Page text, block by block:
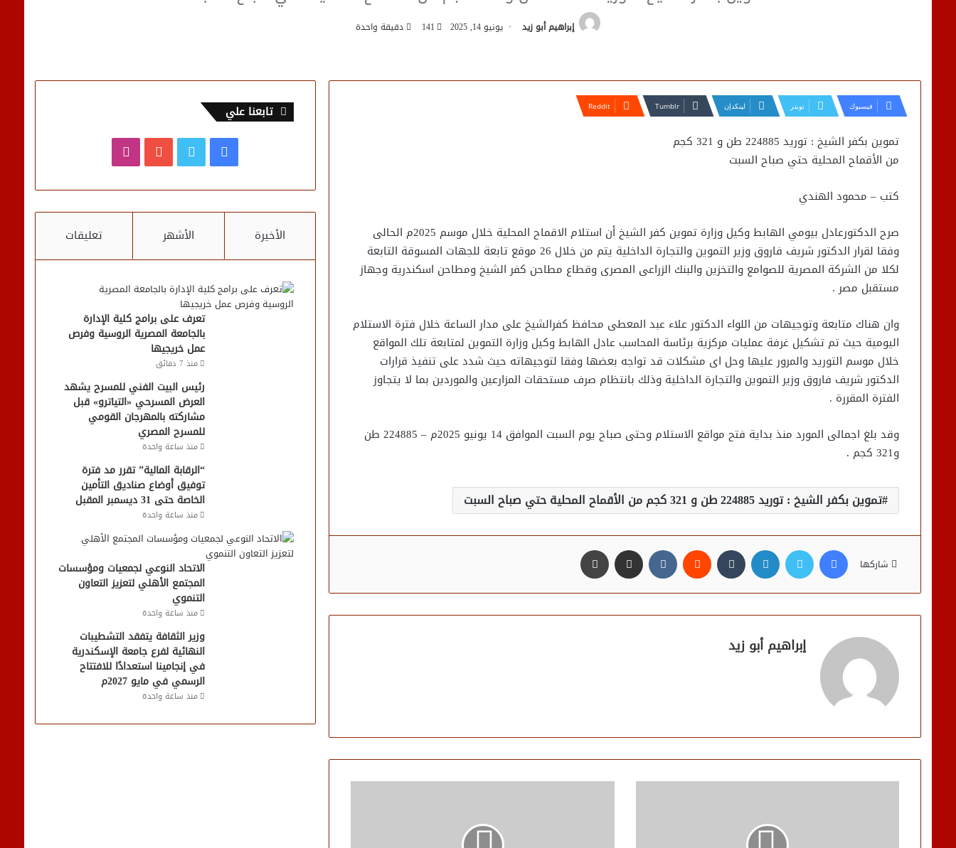
إبراهيم أبو زيد يونيو 14, 2025 141 دقيقة واحدة
فيسبوك تويتر لينكدإن
تموين بكفر الشيخ : توريد 224885 طن و 321 كجم
من الأقماح المحلية حتي صباح السبت
كتب – محمود الهندي
صرح الدكتورعادل بيومي الهابط وكيل وزارة تموين كفر الشيخ أن استلام الاقماح المحلية خلال موسم 2025م الحالى
وفقا لقرار الدكتور شريف فاروق وزير التموين والتجارة الداخلية يتم من خلال 26 موقع تابعة للجهات المسوقة التابعة
لكلا من الشركة المصرية للصوامع والتخزين والبنك الزراعى المصرى وقطاع مطاحن كفر الشيخ ومطاحن اسكندرية وجهاز
مستقبل مصر .
وان هناك متابعة وتوجيهات من اللواء الدكتور علاء عبد المعطى محافظ كفرالشيخ على مدار الساعة خلال فترة الاستلام
اليومية حيث تم تشكيل غرفة عمليات مركزية برئاسة المحاسب عادل الهابط وكيل وزارة التموين لمتابعة تلك المواقع
خلال موسم التوريد والمرور عليها وحل اى مشكلات قد تواجه بعضها وفقا لتوجيهاته حيث شدد على تنفيذ قرارات
الدكتور شريف فاروق وزير التموين والتجارة الداخلية وذلك بانتظام صرف مستحقات المزارعين والموردين بما لا يتجاوز
الفترة المقررة .
وقد بلغ اجمالى المورد منذ بداية فتح مواقع الاستلام وحتى صباح يوم السبت الموافق 14 يونيو 2025م – 224885 طن
و321 كجم .
تموين بكفر الشيخ : توريد 224885 طن و 321 كجم من الأقماح المحلية حتي صباح السبت
شاركها
فيسبوك تويتر لينكدإن مشاركة عبر البريد
إبراهيم أبو زيد
تابعنا علي
فيسبوك يوتيوب
الأخيرة الأشهر تعليقات
تعرف على برامج كلية الإدارة
بالجامعة المصرية الروسية وفرص
عمل خريجيها
منذ 7 دقائق
رئيس البيت الفني للمسرح يشهد
العرض المسرحي «التياترو» قبل
مشاركته بالمهرجان القومي
للمسرح المصري
منذ ساعة واحدة
“الرقابة المالية” تقرر مد فترة
توفيق أوضاع صناديق التأمين
الخاصة حتى 31 ديسمبر المقبل
منذ ساعة واحدة
الاتحاد النوعي لجمعيات ومؤسسات
المجتمع الأهلي لتعزيز التعاون
التنموي
منذ ساعة واحدة
وزير الثقافة يتفقد التشطيبات
النهائية لفرع جامعة الإسكندرية
في إنجامينا استعدادًا للافتتاح
الرسمي في مايو 2027م
منذ ساعة واحدة